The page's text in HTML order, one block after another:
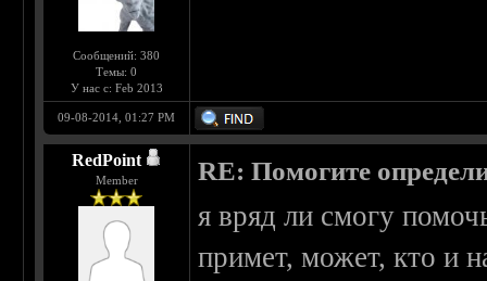
Сообщений: 380
Темы: 0
У нас с: Feb 2013
09-08-2014, 01:27 PM
RedPoint
Member RE: Помогите
я вряд ли смогу
примет, может, кто и